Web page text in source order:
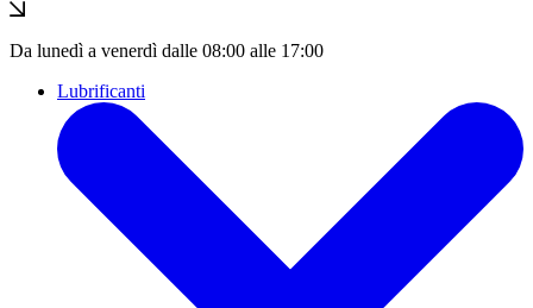
Da lunedì a venerdì dalle 08:00 alle 17:00
Lubrificanti